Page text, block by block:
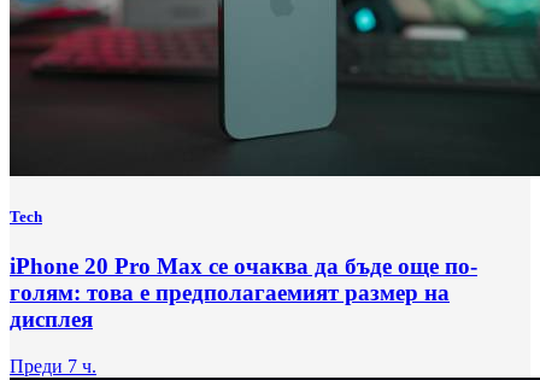
Tech
iPhone 20 Pro Max се очаква да бъде още по-
голям: това е предполагаемият размер на
дисплея
Преди 7 ч.